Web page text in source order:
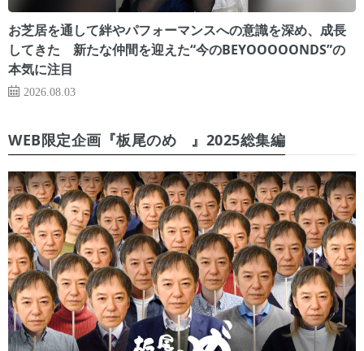
お芝居を通して絆やパフォーマンスへの意識を深め、成長
してきた 新たな仲間を迎えた“今のBEYOOOOONDS”の
本気に注目
2026.08.03
WEB限定企画『板尾のめ゙』2025総集編